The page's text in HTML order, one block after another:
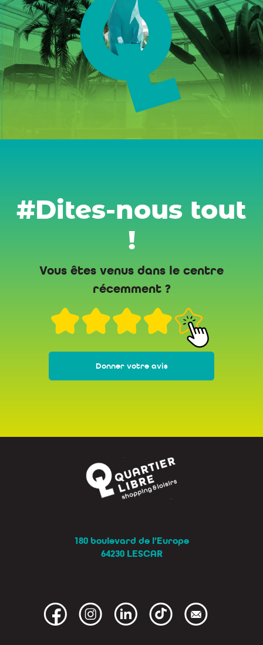
#Dites-nous tout
!
Vous êtes venus dans le centre
récemment ?
Donner votre avis
180 boulevard de l’Europe
64230 LESCAR